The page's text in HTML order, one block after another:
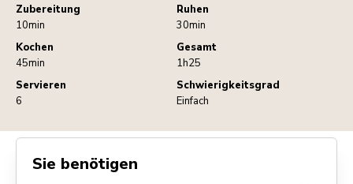
Zubereitung
10min
Ruhen
30min
Kochen
45min
Gesamt
1h25
Servieren
6
Schwierigkeitsgrad
Einfach
Sie benötigen